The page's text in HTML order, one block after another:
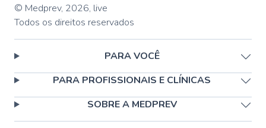
© Medprev, 2026, live
Todos os direitos reservados
PARA VOCÊ
PARA PROFISSIONAIS E CLÍNICAS
SOBRE A MEDPREV